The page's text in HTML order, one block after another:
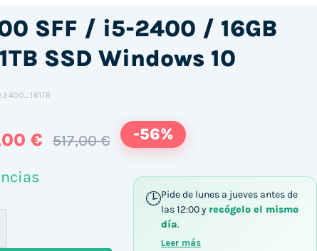
SFF / i5-2400 / 16GB
SSD Windows 10
€ 517,00 € -56%
/ i5-2400 / 16GB DDR3 1TB SSD Windows 10
Pide de lunes a jueves antes de
las 12:00 y recógelo el mismo
día.
Leer más